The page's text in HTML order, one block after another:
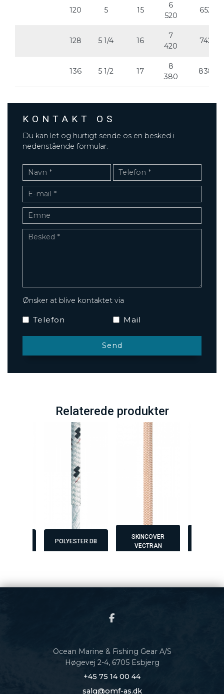
120 5 15
6
520
652
128 5 1/4 16
7
420
742
136 5 1/2 17
8
380
838
KONTAKT OS
Du kan let og hurtigt sende os en besked i
nedenstående formular.
Ønsker at blive kontaktet via
Mail
Telefon
Relaterede produkter
POLYESTER DB
SKINCOVER
VECTRAN
Ocean Marine & Fishing Gear A/S
Høgevej 2-4, 6705 Esbjerg
+45 75 14 00 44
salg@omf-as.dk